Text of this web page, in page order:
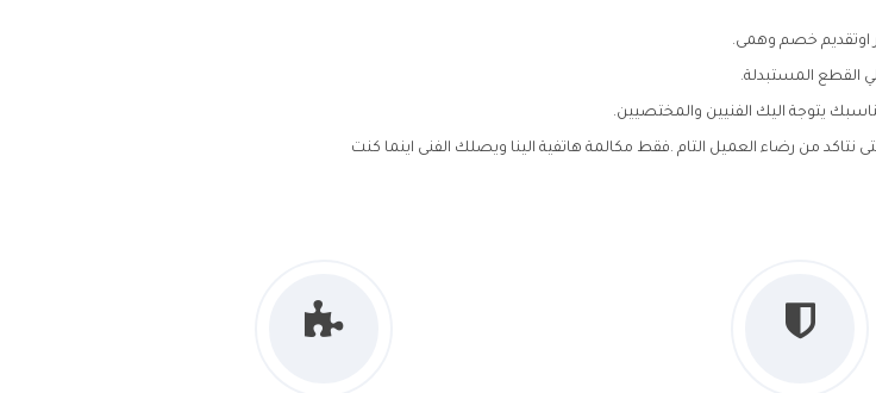
اوتقديم خصم وهمى.
القطع المستبدلة.
يناسبك يتوجة اليك الفنيين والمختصيين.
نتاكد من رضاء العميل التام .فقط مكالمة هاتفية الينا ويصلك الفنى اينما كنت